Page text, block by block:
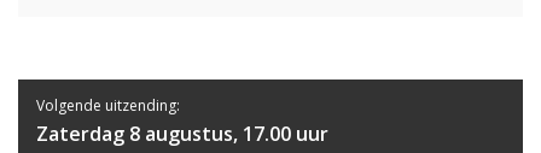
Volgende uitzending:
Zaterdag 8 augustus, 17.00 uur